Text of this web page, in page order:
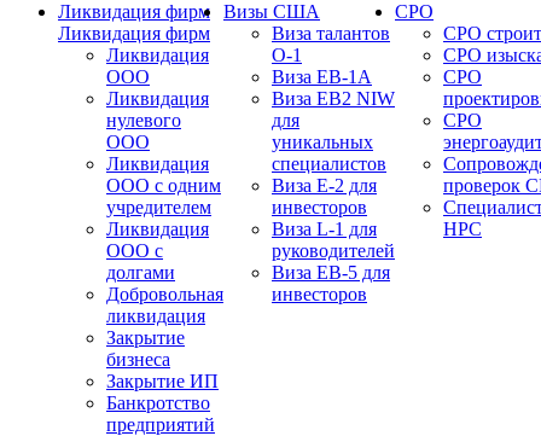
Ликвидация фирм
Ликвидация фирм
Ликвидация
ООО
Ликвидация
нулевого
ООО
Ликвидация
ООО с одним
учредителем
Ликвидация
ООО с
долгами
Добровольная
ликвидация
Закрытие
бизнеса
Закрытие ИП
Банкротство
предприятий
Визы США
Виза талантов
О-1
Виза EB-1A
Виза EB2 NIW
для
уникальных
специалистов
Виза E-2 для
инвесторов
Виза L-1 для
руководителей
Виза EB-5 для
инвесторов
СРО
СРО
СРО
СРО
СРО
проверок
НРС